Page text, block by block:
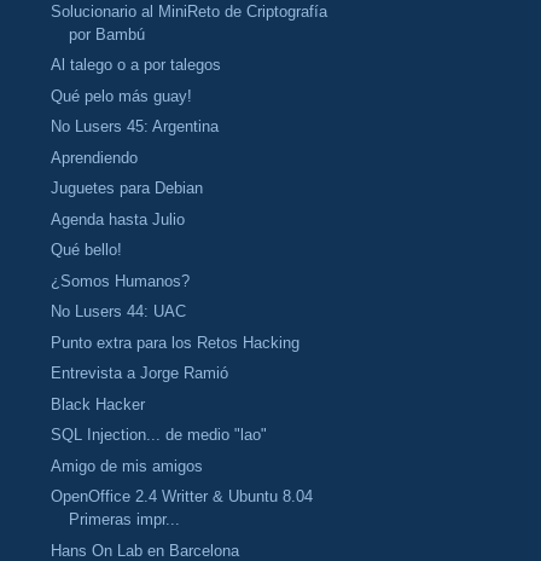
Solucionario al MiniReto de Criptografía
por Bambú
Al talego o a por talegos
Qué pelo más guay!
No Lusers 45: Argentina
Aprendiendo
Juguetes para Debian
Agenda hasta Julio
Qué bello!
¿Somos Humanos?
No Lusers 44: UAC
Punto extra para los Retos Hacking
Entrevista a Jorge Ramió
Black Hacker
SQL Injection... de medio "lao"
Amigo de mis amigos
OpenOffice 2.4 Writter & Ubuntu 8.04
Primeras impr...
Hans On Lab en Barcelona